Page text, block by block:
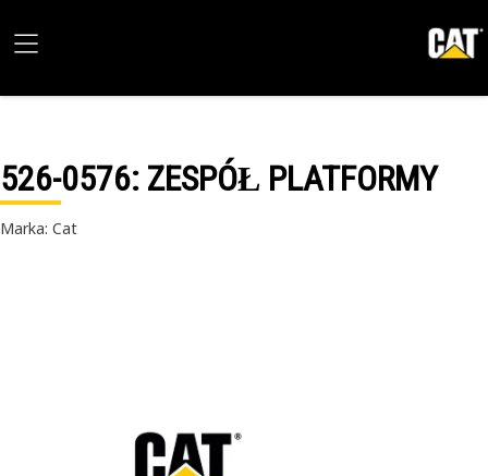
526-0576: ZESPÓŁ PLATFORMY
Marka: Cat